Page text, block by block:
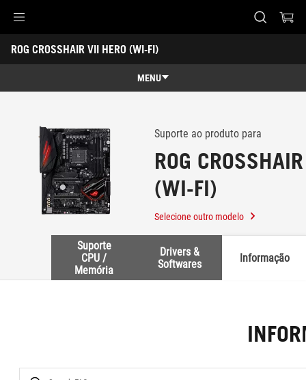
Accessibility links
Pular para o conteúdo
Acessibilidade
Saltar para o Menu
ASUS Footer
ROG CROSSHAIR VII HERO (WI-FI)
-
MENU
Recursos
Especificações técnicas
Prêmios
Suporte
Suporte ao produto para
ROG
(WI-FI)
Selecione outro modelo
Suporte
CPU /
Memória
Drivers &
Softwares
Informação
Search